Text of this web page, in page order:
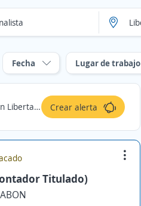
Fecha Lugar de trabajo
Capital Crear alerta
Titulado)